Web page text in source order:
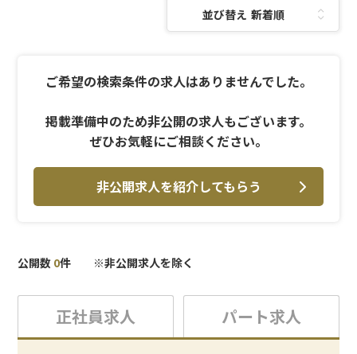
並び替え：
ご希望の検索条件の求人はありませんでした。
掲載準備中のため非公開の求人もございます。
ぜひお気軽にご相談ください。
非公開求人を紹介してもらう
公開数 0件 ※非公開求人を除く
正社員求人 パート求人